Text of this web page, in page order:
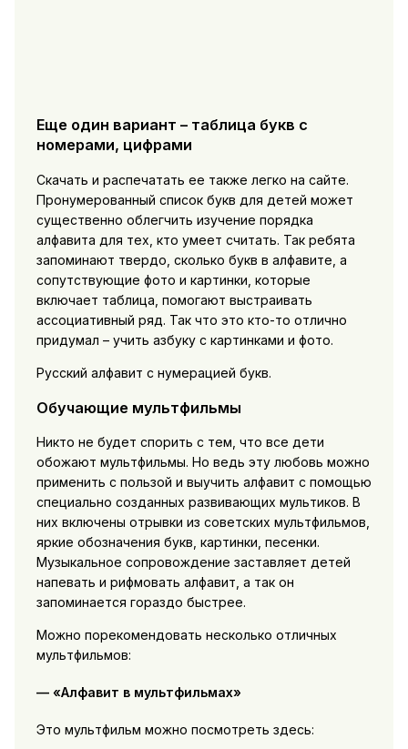
Еще один вариант – таблица букв с
номерами, цифрами
Скачать и распечатать ее также легко на сайте.
Пронумерованный список букв для детей может
существенно облегчить изучение порядка
алфавита для тех, кто умеет считать. Так ребята
запоминают твердо, сколько букв в алфавите, а
сопутствующие фото и картинки, которые
включает таблица, помогают выстраивать
ассоциативный ряд. Так что это кто-то отлично
придумал – учить азбуку с картинками и фото.
Русский алфавит с нумерацией букв.
Обучающие мультфильмы
Никто не будет спорить с тем, что все дети
обожают мультфильмы. Но ведь эту любовь можно
применить с пользой и выучить алфавит с помощью
специально созданных развивающих мультиков. В
них включены отрывки из советских мультфильмов,
яркие обозначения букв, картинки, песенки.
Музыкальное сопровождение заставляет детей
напевать и рифмовать алфавит, а так он
запоминается гораздо быстрее.
Можно порекомендовать несколько отличных
мультфильмов:
— «Алфавит в мультфильмах»
Это мультфильм можно посмотреть здесь: